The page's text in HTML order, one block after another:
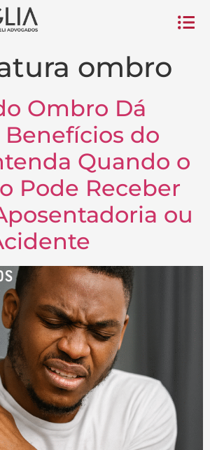
ombro
Ombro Dá
do
Quando o
Pode Receber
ou